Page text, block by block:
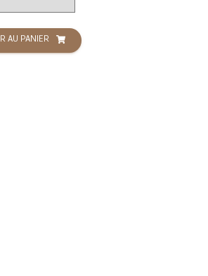
AU PANIER